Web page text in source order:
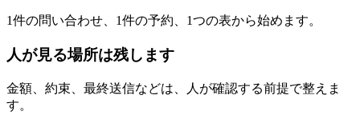
1件の問い合わせ、1件の予約、1つの表から始めます。
人が見る場所は残します
金額、約束、最終送信などは、人が確認する前提で整えま
す。